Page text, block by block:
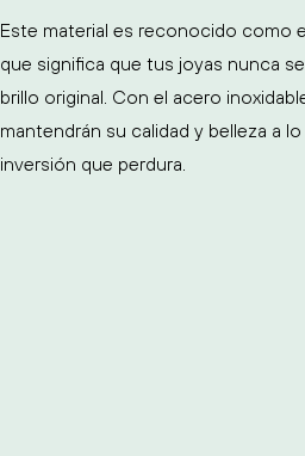
Este material es reconocido como
que significa que tus joyas nunca
brillo original. Con el acero
mantendrán su calidad y belleza a
inversión que perdura.